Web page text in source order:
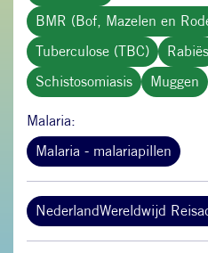
BMR (Bof, Mazelen en
Tuberculose (TBC)
Rabiës
Schistosomiasis
Muggen
Malaria:
Malaria - malariapillen
NederlandWereldwijd